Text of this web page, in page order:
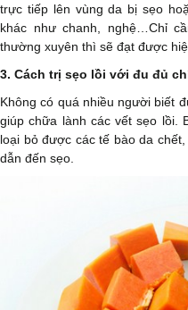
trực tiếp lên vùng da bị sẹo
khác như chanh, nghệ…Chỉ
thường xuyên thì sẽ đạt được
3. Cách trị sẹo lồi với đu đủ
Không có quá nhiều người biết
giúp chữa lành các vết sẹo lồi.
loại bỏ được các tế bào da
dẫn đến sẹo.